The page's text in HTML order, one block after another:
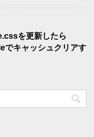
を更新したら
キャッシュクリアす